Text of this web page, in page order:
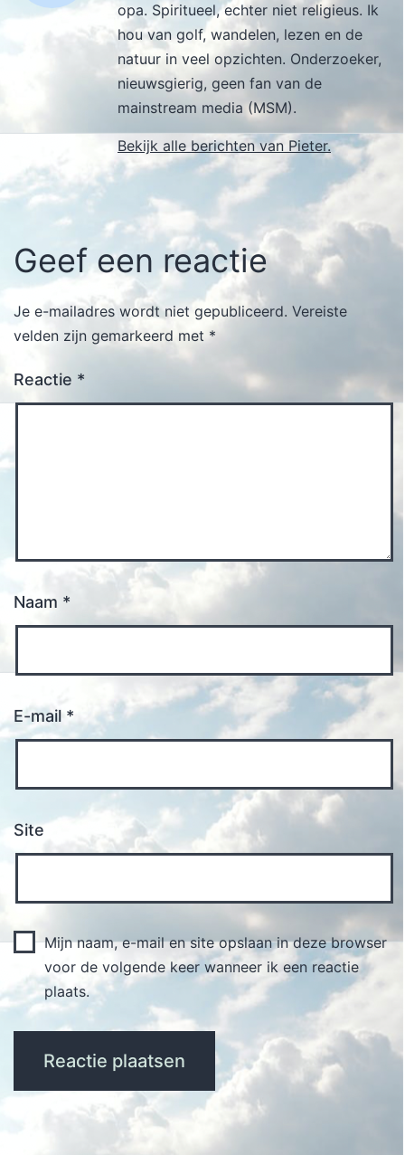
opa. Spiritueel, echter niet religieus. Ik
hou van golf, wandelen, lezen en de
natuur in veel opzichten. Onderzoeker,
nieuwsgierig, geen fan van de
mainstream media (MSM).
Bekijk alle berichten van Pieter.
Geef een reactie
Je e-mailadres wordt niet gepubliceerd. Vereiste
velden zijn gemarkeerd met *
Reactie *
Naam *
E-mail *
Site
Mijn naam, e-mail en site opslaan in deze browser
voor de volgende keer wanneer ik een reactie
plaats.